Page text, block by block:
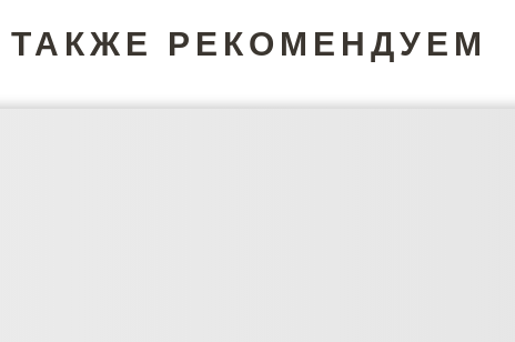
ТАКЖЕ РЕКОМЕНДУЕМ